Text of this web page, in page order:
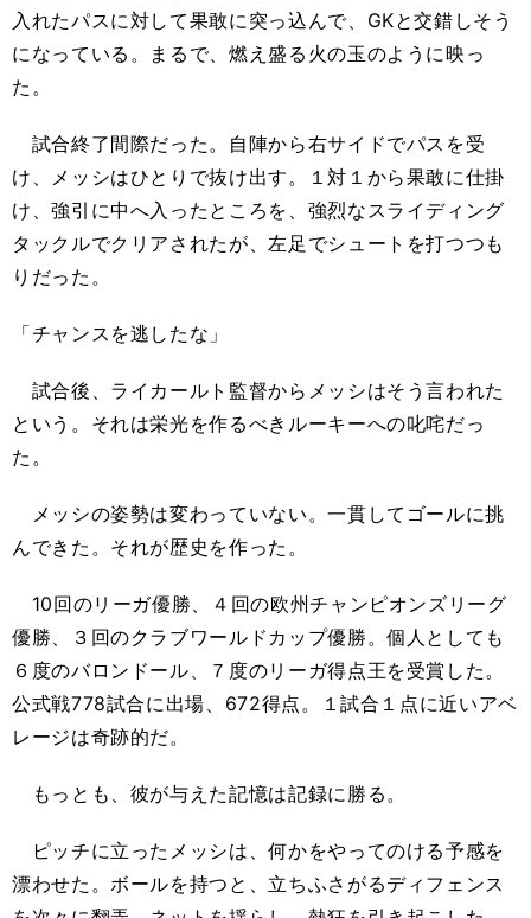
入れたパスに対して果敢に突っ込んで、GKと交錯しそう
になっている。まるで、燃え盛る火の玉のように映っ
た。
試合終了間際だった。自陣から右サイドでパスを受
け、メッシはひとりで抜け出す。１対１から果敢に仕掛
け、強引に中へ入ったところを、強烈なスライディング
タックルでクリアされたが、左足でシュートを打つつも
りだった。
「チャンスを逃したな」
試合後、ライカールト監督からメッシはそう言われた
という。それは栄光を作るべきルーキーへの叱咤だっ
た。
メッシの姿勢は変わっていない。一貫してゴールに挑
んできた。それが歴史を作った。
10回のリーガ優勝、４回の欧州チャンピオンズリーグ
優勝、３回のクラブワールドカップ優勝。個人としても
６度のバロンドール、７度のリーガ得点王を受賞した。
公式戦778試合に出場、672得点。１試合１点に近いアベ
レージは奇跡的だ。
もっとも、彼が与えた記憶は記録に勝る。
ピッチに立ったメッシは、何かをやってのける予感を
漂わせた。ボールを持つと、立ちふさがるディフェンス